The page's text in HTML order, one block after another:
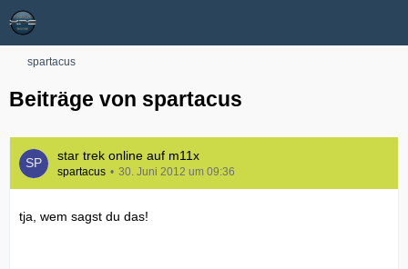
spartacus
Beiträge von spartacus
star trek online auf m11x
spartacus 30. Juni 2012 um 09:36
tja, wem sagst du das!